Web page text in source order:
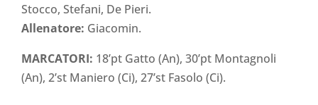
Stocco, Stefani, De Pieri.
Allenatore: Giacomin.
MARCATORI: 18’pt Gatto (An), 30’pt Montagnoli
(An), 2’st Maniero (Ci), 27’st Fasolo (Ci).